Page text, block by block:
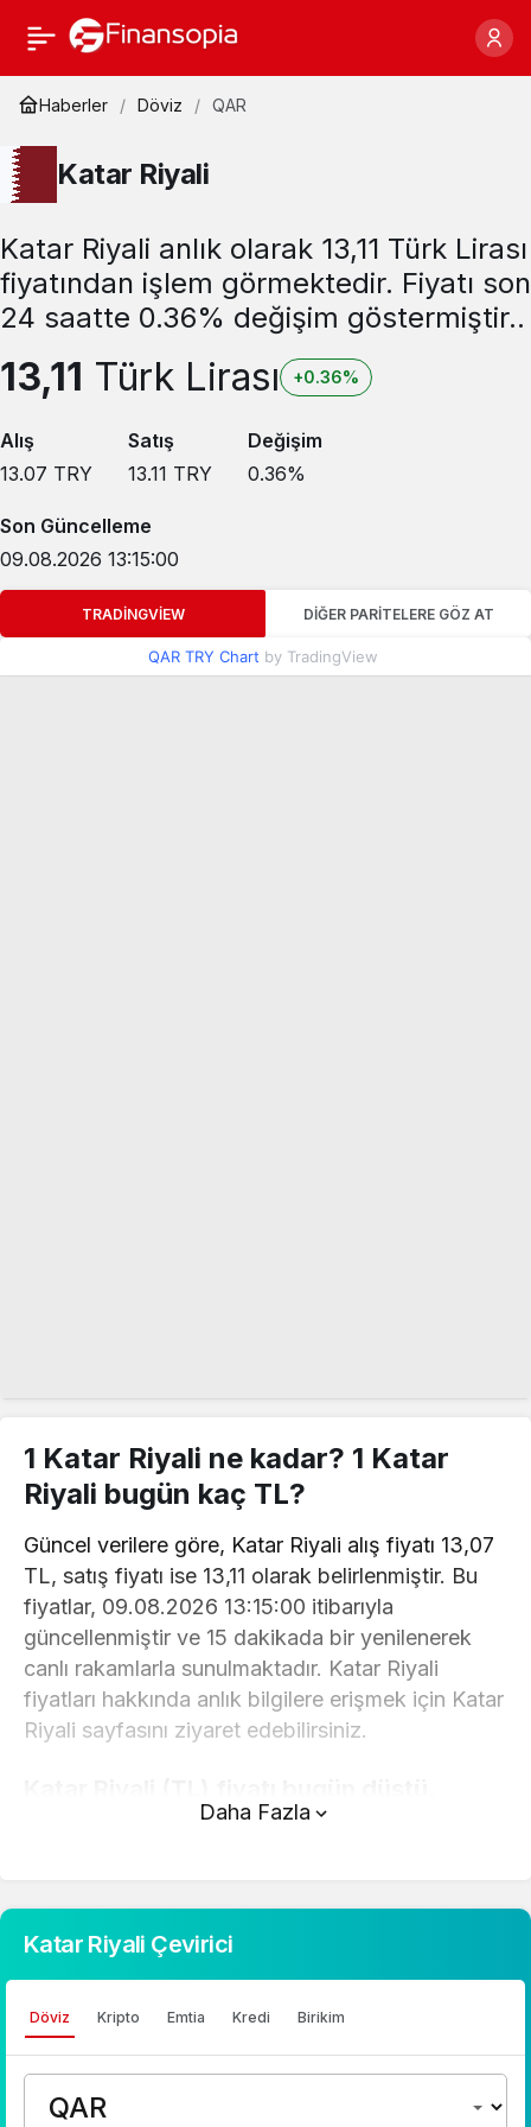
Haberler Döviz QAR
Katar Riyali
Katar Riyali anlık olarak 13,11 Türk Lirası
fiyatından işlem görmektedir. Fiyatı son
24 saatte 0.36% değişim göstermiştir..
13,11 Türk Lirası +0.36%
Alış
13.07 TRY
Satış
13.11 TRY
Değişim
0.36%
Son Güncelleme
09.08.2026 13:15:00
TRADINGVIEW DIĞER PARITELERE GÖZ AT
QAR TRY Chart by TradingView
1 Katar Riyali ne kadar? 1 Katar
Riyali bugün kaç TL?
Güncel verilere göre, Katar Riyali alış fiyatı 13,07
TL, satış fiyatı ise 13,11 olarak belirlenmiştir. Bu
fiyatlar, 09.08.2026 13:15:00 itibarıyla
güncellenmiştir ve 15 dakikada bir yenilenerek
canlı rakamlarla sunulmaktadır. Katar Riyali
fiyatları hakkında anlık bilgilere erişmek için Katar
Riyali sayfasını ziyaret edebilirsiniz.
göstermiştir..
üstünde yer alan çevirici aracını kullanarak
mevcut fiyatlar üzerinden hızlı ve kolay bir
şekilde çevirme işlemlerinizi
gerçekleştirebilirsiniz. Katar Riyali fiyatları
Daha Fazla
Katar Riyali Çevirici
Döviz Kripto Emtia Kredi Birikim